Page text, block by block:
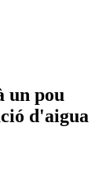
un pou
d'aigua